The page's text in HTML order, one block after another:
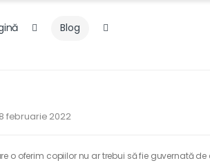
Blog
februarie 2022
o oferim copiilor nu ar trebui să fie guvernată